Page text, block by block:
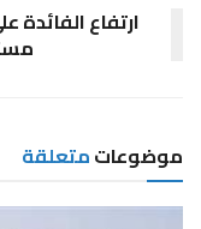
ارتفاع الفائدة
موضوعاتمتعلقة